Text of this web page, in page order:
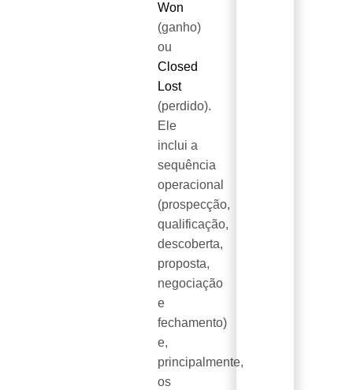
Won
(ganho)
ou
Closed
Lost
(perdido).
Ele
inclui a
sequência
operacional
(prospecção,
qualificação,
descoberta,
proposta,
negociação
e
fechamento)
e,
principalmente,
os